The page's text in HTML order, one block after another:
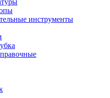
инструменты